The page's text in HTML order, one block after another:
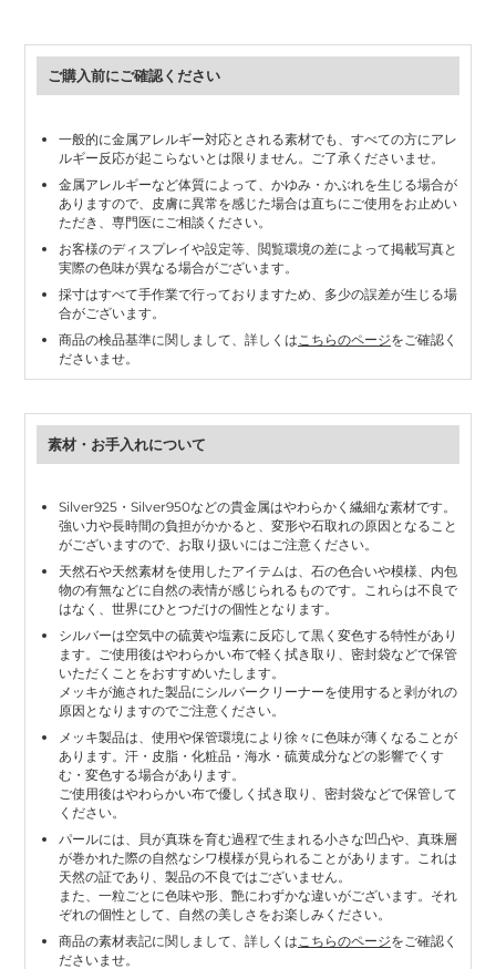
ご購入前にご確認ください
一般的に金属アレルギー対応とされる素材でも、すべての方にアレ
ルギー反応が起こらないとは限りません。ご了承くださいませ。
金属アレルギーなど体質によって、かゆみ・かぶれを生じる場合が
ありますので、皮膚に異常を感じた場合は直ちにご使用をお止めい
ただき、専門医にご相談ください。
お客様のディスプレイや設定等、閲覧環境の差によって掲載写真と
実際の色味が異なる場合がございます。
採寸はすべて手作業で行っておりますため、多少の誤差が生じる場
合がございます。
商品の検品基準に関しまして、詳しくは こちらのページをご確認く
ださいませ。
素材・お手入れについて
Silver925・Silver950などの貴金属はやわらかく繊細な素材です。
強い力や長時間の負担がかかると、変形や石取れの原因となること
がございますので、お取り扱いにはご注意ください。
天然石や天然素材を使用したアイテムは、石の色合いや模様、内包
物の有無などに自然の表情が感じられるものです。これらは不良で
はなく、世界にひとつだけの個性となります。
シルバーは空気中の硫黄や塩素に反応して黒く変色する特性があり
ます。ご使用後はやわらかい布で軽く拭き取り、密封袋などで保管
いただくことをおすすめいたします。
メッキが施された製品にシルバークリーナーを使用すると剥がれの
原因となりますのでご注意ください。
メッキ製品は、使用や保管環境により徐々に色味が薄くなることが
あります。汗・皮脂・化粧品・海水・硫黄成分などの影響でくす
む・変色する場合があります。
ご使用後はやわらかい布で優しく拭き取り、密封袋などで保管して
ください。
パールには、貝が真珠を育む過程で生まれる小さな凹凸や、真珠層
が巻かれた際の自然なシワ模様が見られることがあります。これは
天然の証であり、製品の不良ではございません。
また、一粒ごとに色味や形、艶にわずかな違いがございます。それ
ぞれの個性として、自然の美しさをお楽しみください。
商品の素材表記に関しまして、詳しくは こちらのページをご確認く
ださいませ。